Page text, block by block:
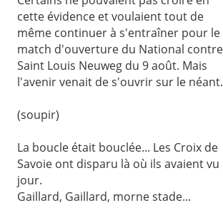
cette évidence et voulaient tout de
même continuer à s'entraîner pour le
match d'ouverture du National contre
Saint Louis Neuweg du 9 août. Mais
l'avenir venait de s'ouvrir sur le
(soupir)
La boucle était bouclée... Les Croix de
Savoie ont disparu là où ils avaient vu
jour.
Gaillard, Gaillard, morne stade...